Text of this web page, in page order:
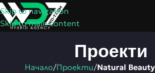
Skip to navigation
Skip to main content
Проекти
Начало/Проекти/Natural